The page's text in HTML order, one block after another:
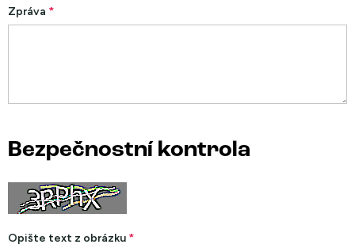
Zpráva
Bezpečnostní kontrola
Opište text z obrázku